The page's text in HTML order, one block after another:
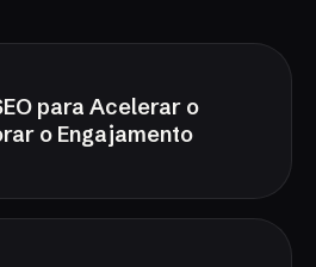
para Acelerar o
o Engajamento